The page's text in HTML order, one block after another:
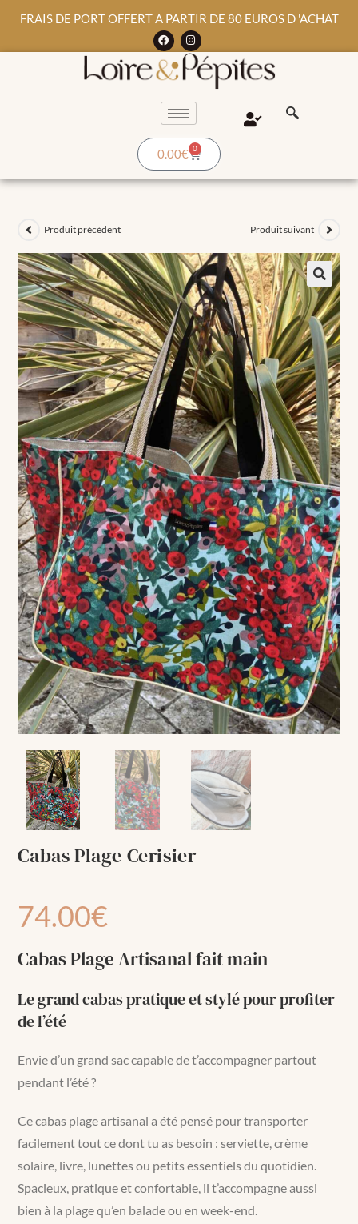
FRAIS DE PORT OFFERT A PARTIR DE 80 EUROS D 'ACHAT
0.00€ 0
Produit précédent Produit suivant
Cabas Plage Cerisier
74.00€
Cabas Plage Artisanal fait main
Le grand cabas pratique et stylé pour profiter
de l’été
Envie d’un grand sac capable de t’accompagner partout
pendant l’été ?
Ce cabas plage artisanal a été pensé pour transporter
facilement tout ce dont tu as besoin : serviette, crème
solaire, livre, lunettes ou petits essentiels du quotidien.
Spacieux, pratique et confortable, il t’accompagne aussi
bien à la plage qu’en balade ou en week-end.